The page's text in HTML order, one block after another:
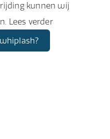
kunnen wij
Lees verder